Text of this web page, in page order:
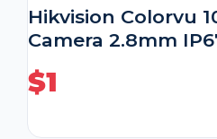
Hikvision Colorvu
Camera 2.8mm
$1